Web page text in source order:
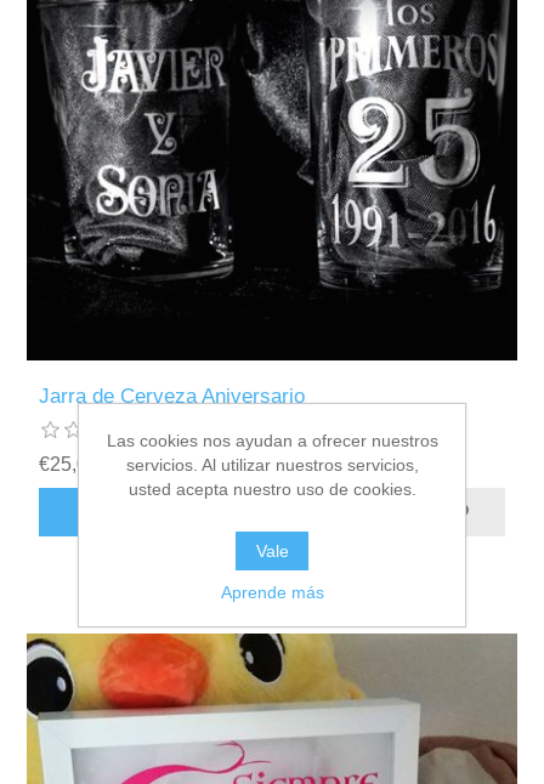
Jarra de Cerveza Aniversario
€25,00 incl impuestos
Las cookies nos ayudan a ofrecer nuestros
servicios. Al utilizar nuestros servicios,
usted acepta nuestro uso de cookies.
Vale
Aprende más